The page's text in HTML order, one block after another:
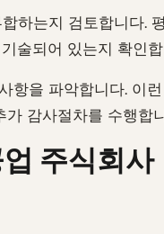
하는지 검토합니다.
술되어 있는지 확인
항을 파악합니다. 이
감사절차를 수행합
주식회사